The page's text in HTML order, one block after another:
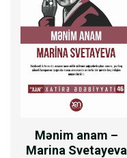
Mənim anam –
Marina Svetayeva